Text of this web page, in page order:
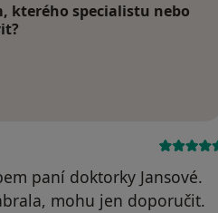
kterého specialistu nebo
paní doktorky Jansové.
mohu jen doporučit.